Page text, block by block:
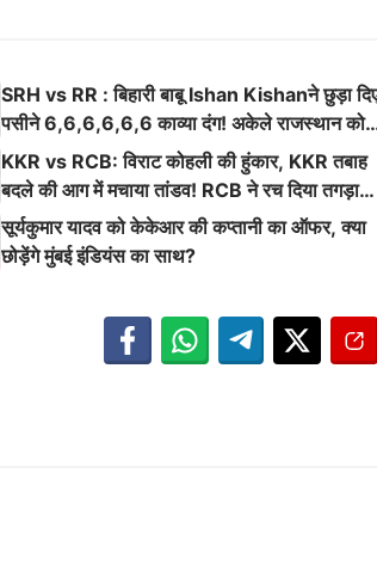
SRH vs RR : बिहारी बाबू Ishan Kishanने छुड़ा
पसीने 6,6,6,6,6,6 काव्या दंग! अकेले राजस्थान को
किया तबाह!
KKR vs RCB: विराट कोहली की हुंकार, KKR तबाह
बदले की आग में मचाया तांडव! RCB ने रच दिया तगड़ा
इतिहास
सूर्यकुमार यादव को केकेआर की कप्तानी का ऑफर, क्या
छोड़ेंगे मुंबई इंडियंस का साथ?